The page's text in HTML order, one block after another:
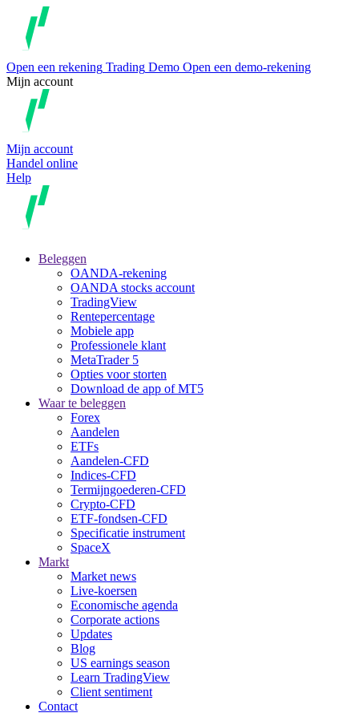
Open een rekening Trading Demo Open een demo-rekening
Mijn account
Mijn account
Handel online
Help
Beleggen
OANDA-rekening
OANDA stocks account
TradingView
Rentepercentage
Mobiele app
Professionele klant
MetaTrader 5
Opties voor storten
Download de app of MT5
Waar te beleggen
Forex
Aandelen
ETFs
Aandelen-CFD
Indices-CFD
Termijngoederen-CFD
Crypto-CFD
ETF-fondsen-CFD
Specificatie instrument
SpaceX
Markt
Market news
Live-koersen
Economische agenda
Corporate actions
Updates
Blog
US earnings season
Learn TradingView
Client sentiment
Contact